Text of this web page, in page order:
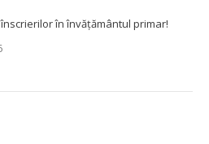
în învățământul primar!